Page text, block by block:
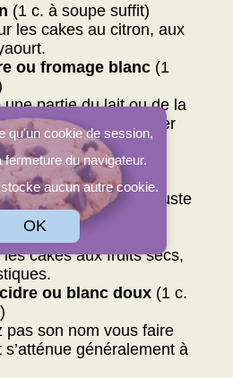
(1 c. à soupe suffit)
les cakes au citron, aux
ou fromage blanc(1
partie du lait ou de la
pour un résultat hyper
pomme sans sucre
soupe)
moelleux… et juste
à soupe)
cakes aux fruits secs,
ou blanc doux(1 c.
son nom vous faire
généralement à
qu'un cookie de session,
fermeture du navigateur.
aucun autre cookie.
OK